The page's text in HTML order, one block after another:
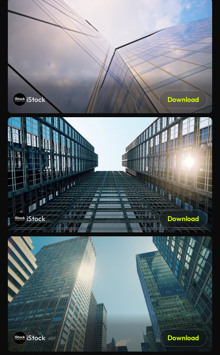
iStock Download
iStock Download
iStock Download